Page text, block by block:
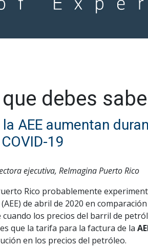
debes
AEE aumentan
19
ejecutiva, ReImagina Puerto Rico
Rico probablemente
de abril de 2020 en
los precios del barril de
que la tarifa para la factura de la
en los precios del petróleo.